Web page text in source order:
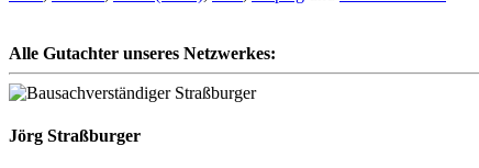
Alle Gutachter unseres Netzwerkes:
Jörg Straßburger